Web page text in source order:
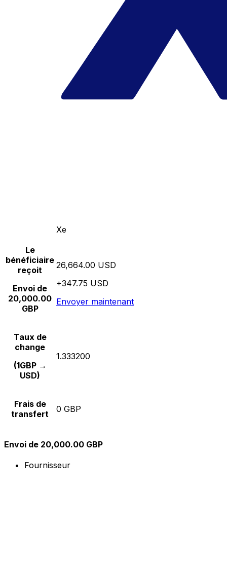
Xe
Le
bénéficiaire
reçoit
Envoi de
20,000.00
GBP
26,664.00 USD
+347.75 USD
Envoyer maintenant
Taux de
change
(1GBP →
USD)
1.333200
Frais de
transfert
0 GBP
Envoi de 20,000.00 GBP
Fournisseur